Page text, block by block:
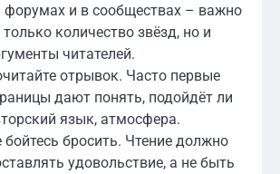
форумах и в сообществах – важно
только количество звёзд, но и
читателей.
отрывок. Часто первые
дают понять, подойдёт ли
язык, атмосфера.
бойтесь бросить. Чтение должно
удовольствие, а не быть